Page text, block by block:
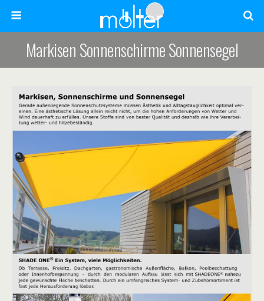
Markisen Sonnenschirme Sonnensegel